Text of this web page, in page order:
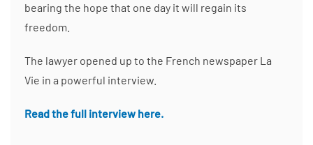
bearing the hope that one day it will regain its
freedom.
The lawyer opened up to the French newspaper La
Vie in a powerful interview.
Read the full interview here.